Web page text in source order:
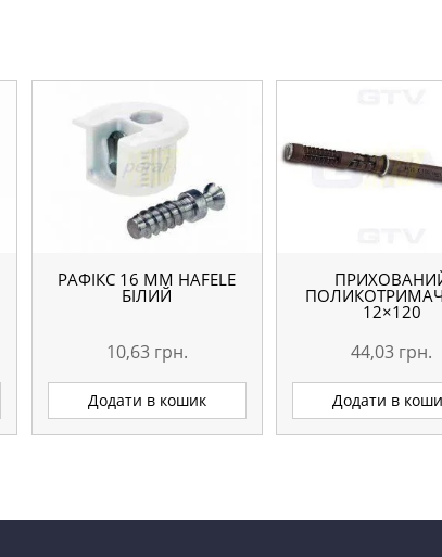
РАФІКС 16 MM HAFELE
БІЛИЙ
10,63 грн.
Додати в кошик
ПОЛИКОТРИМАЧ
12×120
44,03 грн.
Додати в